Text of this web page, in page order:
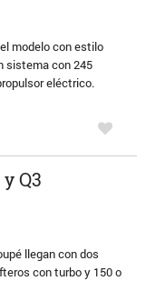
modelo con estilo
sistema con 245
eléctrico.
Q3
llegan con dos
con turbo y 150 o